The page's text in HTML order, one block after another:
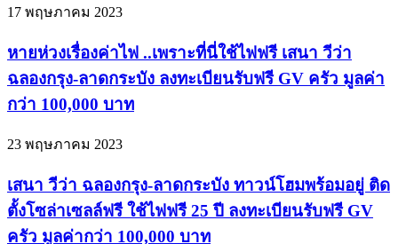
17 พฤษภาคม 2023
หายห่วงเรื่องค่าไฟ ..เพราะที่นี่ใช้ไฟฟรี เสนา วีว่า
ฉลองกรุง-ลาดกระบัง ลงทะเบียนรับฟรี GV ครัว มูลค่า
กว่า 100,000 บาท
23 พฤษภาคม 2023
เสนา วีว่า ฉลองกรุง-ลาดกระบัง ทาวน์โฮมพร้อมอยู่ ติด
ตั้งโซล่าเซลล์ฟรี ใช้ไฟฟรี 25 ปี ลงทะเบียนรับฟรี GV
ครัว มูลค่ากว่า 100,000 บาท